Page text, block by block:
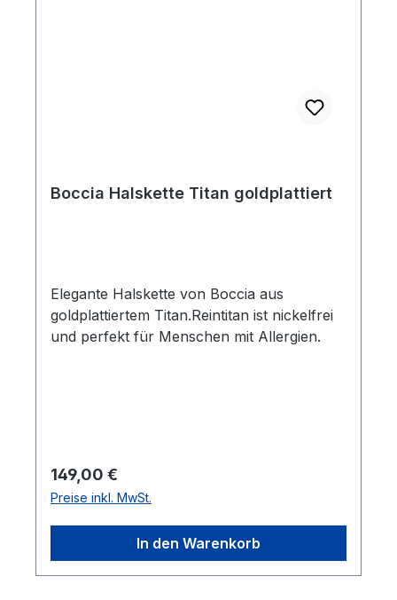
Boccia Halskette Titan goldplattiert
Elegante Halskette von Boccia aus
goldplattiertem Titan.Reintitan ist nickelfrei
und perfekt für Menschen mit Allergien.
Regulärer Preis:
149,00 €
Preise inkl. MwSt.
In den Warenkorb